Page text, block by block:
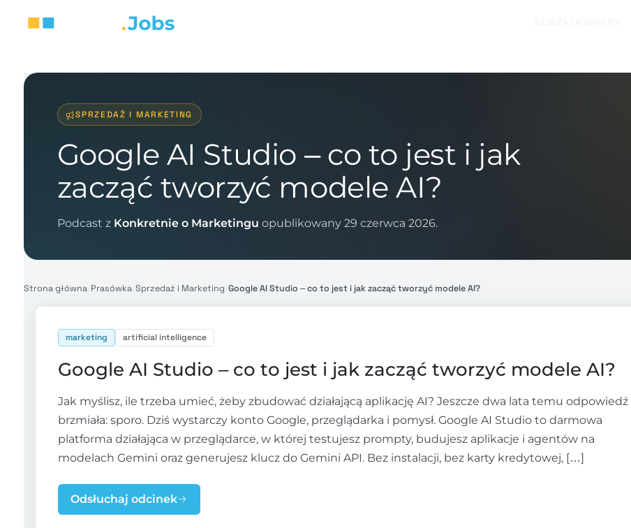
SPRZEDAŻ I MARKETING
Google AI Studio – co to jest i jak
zacząć tworzyć modele AI?
Podcast z Konkretnie o Marketingu opublikowany 29 czerwca 2026.
Strona główna/ Prasówka/ Sprzedaż i Marketing Google AI Studio – co to jest i jak zacząć tworzyć modele AI?
marketing artificial intelligence
Google AI Studio – co to jest i jak zacząć tworzyć modele AI?
Jak myślisz, ile trzeba umieć, żeby zbudować działającą aplikację AI? Jeszcze dwa lata temu odpowiedź
brzmiała: sporo. Dziś wystarczy konto Google, przeglądarka i pomysł. Google AI Studio to darmowa
platforma działająca w przeglądarce, w której testujesz prompty, budujesz aplikacje i agentów na
modelach Gemini oraz generujesz klucz do Gemini API. Bez instalacji, bez karty kredytowej, […]
Odsłuchaj odcinek